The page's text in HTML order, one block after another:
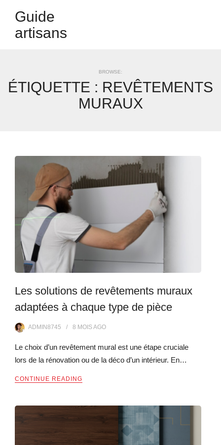
Guide
artisans
BROWSE:
ÉTIQUETTE : REVÊTEMENTS
MURAUX
Les solutions de revêtements muraux
adaptées à chaque type de pièce
ADMIN8745 8 MOISAGO
Le choix d’un revêtement mural est une étape cruciale
lors de la rénovation ou de la déco d’un intérieur. En…
CONTINUE READING